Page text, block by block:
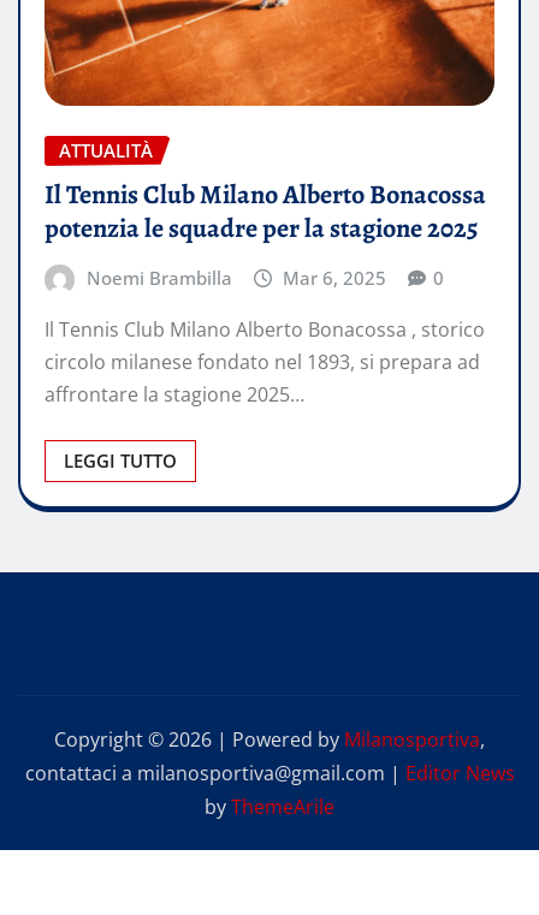
ATTUALITÀ
Il Tennis Club Milano Alberto Bonacossa
potenzia le squadre per la stagione 2025
Noemi Brambilla Mar 6, 2025 0
Il Tennis Club Milano Alberto Bonacossa , storico
circolo milanese fondato nel 1893, si prepara ad
affrontare la stagione 2025…
LEGGI TUTTO
Copyright © 2026 | Powered by Milanosportiva,
contattaci a milanosportiva@gmail.com | Editor News
byThemeArile